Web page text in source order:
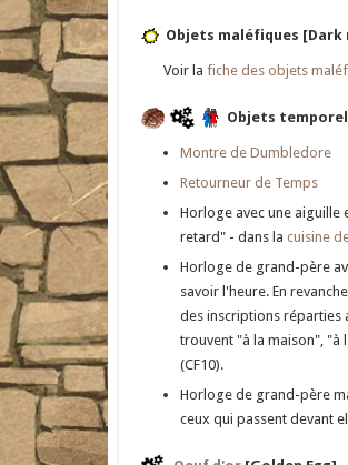
Objets maléfiques [Dark
Voir la fiche des objets
Objets
Montre de Dumbledore
Retourneur de Temps
Horloge avec une aiguille
retard" - dans la cuisine
Horloge de grand-père
savoir l'heure. En
des inscriptions réparties
trouvent "à la maison",
(CF10).
Horloge de grand-père
ceux qui passent devant